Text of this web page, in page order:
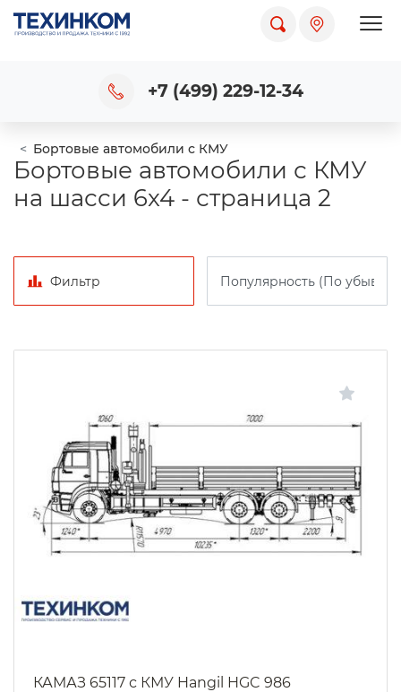
+7 (499) 229-12-34
Бортовые автомобили с КМУ
Бортовые автомобили с КМУ
на шасси 6x4 - страница 2
Фильтр
КАМАЗ 65117 с КМУ Hangil HGC 986